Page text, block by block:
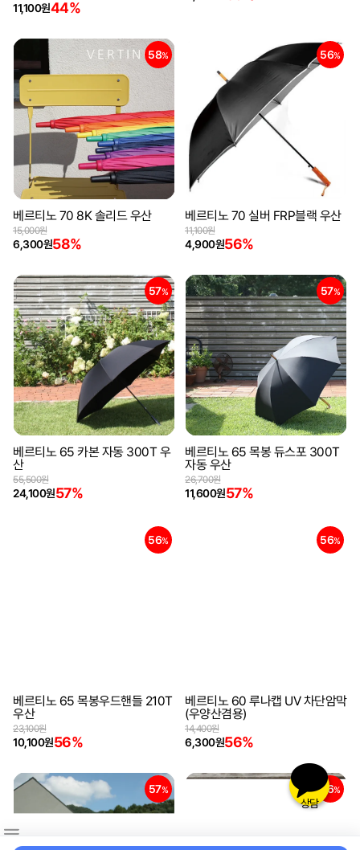
상담
11,100원44%
58%
베르티노 70 8K 솔리드 우산
6,300원58%
15,000원
56%
베르티노 70 실버 FRP블랙 우산
4,900원56%
11,100원
57%
베르티노 65 카본 자동 300T 우
산
24,100원57%
55,500원
57%
베르티노 65 목봉 듀스포 300T
자동 우산
11,600원57%
26,700원
56%
베르티노 65 목봉우드핸들 210T
우산
10,100원56%
23,100원
56%
베르티노 60 루나캡 UV 차단암막
(우양산겸용)
6,300원56%
14,400원
57% 56%